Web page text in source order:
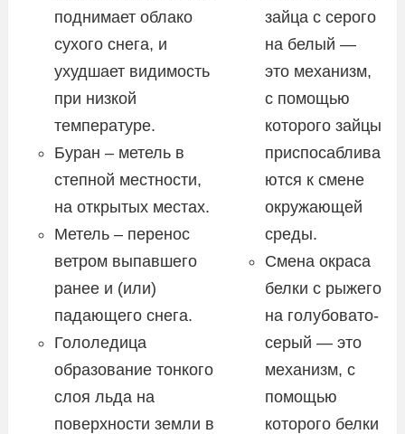
поднимает облако
сухого снега, и
ухудшает видимость
при низкой
температуре.
Буран – метель в
степной местности,
на открытых местах.
Метель – перенос
ветром выпавшего
ранее и (или)
падающего снега.
Гололедица
образование тонкого
слоя льда на
поверхности земли в
зайца с серого
на белый —
это механизм,
с помощью
которого зайцы
приспосаблива
ются к смене
окружающей
среды.
Смена окраса
белки с рыжего
на голубовато-
серый — это
механизм, с
помощью
которого белки